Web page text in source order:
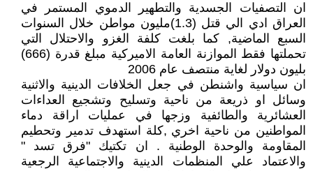
ان التصفيات الجسدية والتطهير الدموي المستمر في
العراق ادي الي قتل (1.3)مليون مواطن خلال السنوات
السبع الماضية, كما بلغت كلفة الغزو والاحتلال التي
تحملتها فقط الموازنة العامة الاميركية مبلغ قدرة (666)
بليون دولار لغاية منتصف عام 2006
ان سياسية واشنطن في جعل الخلافات الدينية والاثنية
وسائل او ذريعة من ناحية وتسليح وتشجيع العداءات
العشائرية والطائفية وزجها في عمليات اراقة دماء
المواطنين من ناحية اخري ,كلة استهدف تدمير وتحطيم
المقاومة والوحدة الوطنية . ان تكتيك "فرق تسد "
والاعتماد علي المنظمات الدينية والاجتماعية الرجعية